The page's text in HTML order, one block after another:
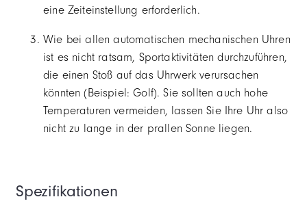
eine Zeiteinstellung erforderlich.
Wie bei allen automatischen mechanischen Uhren
ist es nicht ratsam, Sportaktivitäten durchzuführen,
die einen Stoß auf das Uhrwerk verursachen
könnten (Beispiel: Golf). Sie sollten auch hohe
Temperaturen vermeiden, lassen Sie Ihre Uhr also
nicht zu lange in der prallen Sonne liegen.
Spezifikationen